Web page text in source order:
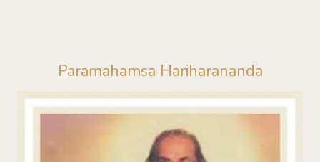
Paramahamsa Hariharananda